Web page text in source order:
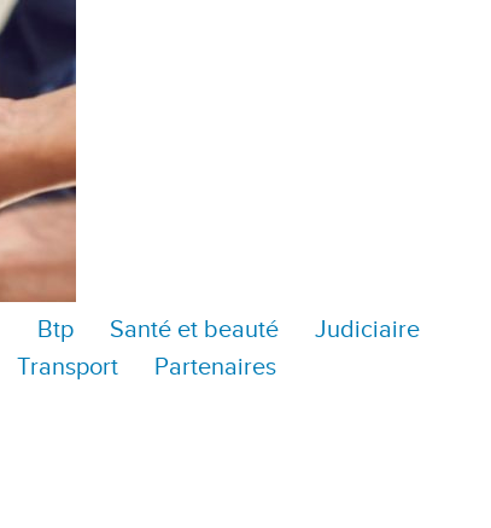
Btp Santé et beauté
Judiciaire
Transport Partenaires